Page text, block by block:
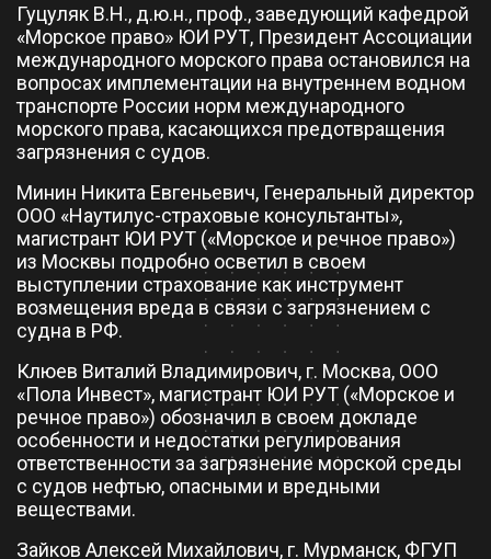
Гуцуляк В.Н., д.ю.н., проф., заведующий кафедрой
«Морское право» ЮИ РУТ, Президент Ассоциации
международного морского права остановился на
вопросах имплементации на внутреннем водном
транспорте России норм международного
морского права, касающихся предотвращения
загрязнения с судов.
Минин Никита Евгеньевич, Генеральный директор
ООО «Наутилус-страховые консультанты»,
магистрант ЮИ РУТ («Морское и речное право»)
из Москвы подробно осветил в своем
выступлении страхование как инструмент
возмещения вреда в связи с загрязнением с
судна в РФ.
Клюев Виталий Владимирович, г. Москва, ООО
«Пола Инвест», магистрант ЮИ РУТ («Морское и
речное право») обозначил в своем докладе
особенности и недостатки регулирования
ответственности за загрязнение морской среды
с судов нефтью, опасными и вредными
веществами.
Зайков Алексей Михайлович, г. Мурманск, ФГУП